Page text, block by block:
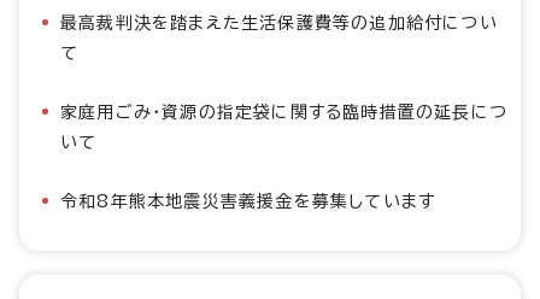
最高裁判決を踏まえた生活保護費等の追加給付につい
て
家庭用ごみ・資源の指定袋に関する臨時措置の延長につ
いて
令和8年熊本地震災害義援金を募集しています